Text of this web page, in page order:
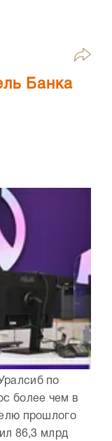
Банка
по
более чем в
прошлого
86,3 млрд